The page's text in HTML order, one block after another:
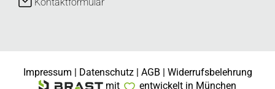
Impressum | Datenschutz| AGB | Widerrufsbelehrung
mit
entwickelt in München